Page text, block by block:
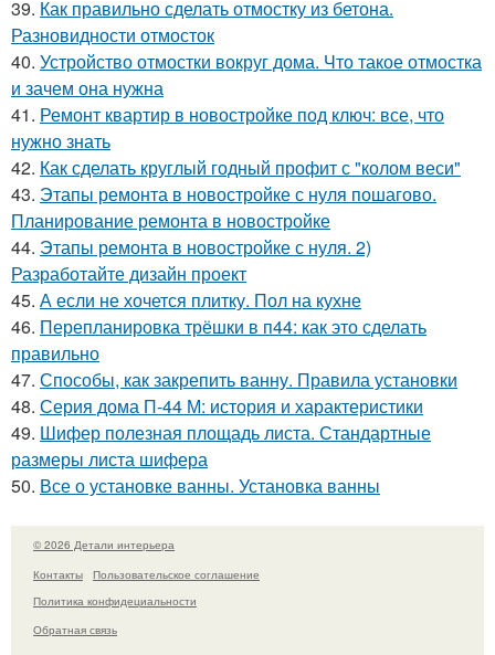
39. Как правильно сделать отмостку из бетона.
Разновидности отмосток
40. Устройство отмостки вокруг дома. Что такое отмостка
и зачем она нужна
41. Ремонт квартир в новостройке под ключ: все, что
нужно знать
42. Как сделать круглый годный профит с "колом веси"
43. Этапы ремонта в новостройке с нуля пошагово.
Планирование ремонта в новостройке
44. Этапы ремонта в новостройке с нуля. 2)
Разработайте дизайн проект
45. А если не хочется плитку. Пол на кухне
46. Перепланировка трёшки в п44: как это сделать
правильно
47. Способы, как закрепить ванну. Правила установки
48. Серия дома П-44 М: история и характеристики
49. Шифер полезная площадь листа. Стандартные
размеры листа шифера
50. Все о установке ванны. Установка ванны
© 2026 Детали интерьера
Контакты
Пользовательское соглашение
Политика конфидециальности
Обратная связь